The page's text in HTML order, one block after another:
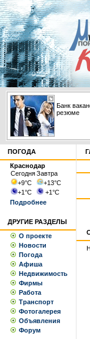
Банк
резюме
ПОГОДА
Краснодар
СегодняЗавтра
+9°С +13°С
+1°С +1°С
Подробнее
ДРУГИЕ РАЗДЕЛЫ
О проекте
Новости
Погода
Афиша
Недвижимость
Фирмы
Работа
Транспорт
Фотогалерея
Объявления
Форум